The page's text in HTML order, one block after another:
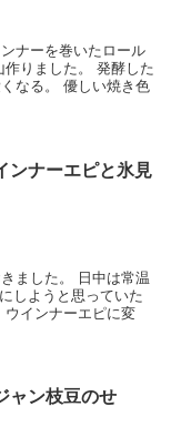
ナーを巻いたロール
りました。 発酵した
なる。 優しい焼き色
ンナーエピと氷見
ました。 日中は常温
しようと思っていた
インナーエピに変
ャン枝豆のせ